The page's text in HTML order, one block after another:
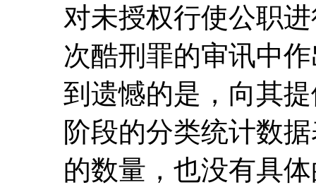
对未授权行使公职
次酷刑罪的审讯中
到遗憾的是，向其
阶段的分类统计数
的数量，也没有具